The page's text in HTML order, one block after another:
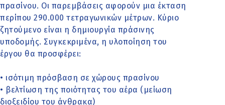
πρασίνου. Οι παρεμβάσεις αφορούν μια έκταση
περίπου 290.000 τετραγωνικών μέτρων. Κύριο
ζητούμενο είναι η δημιουργία πράσινης
υποδομής. Συγκεκριμένα, η υλοποίηση του
έργου θα προσφέρει:
• ισότιμη πρόσβαση σε χώρους πρασίνου
• βελτίωση της ποιότητας του αέρα (μείωση
διοξειδίου του άνθρακα)